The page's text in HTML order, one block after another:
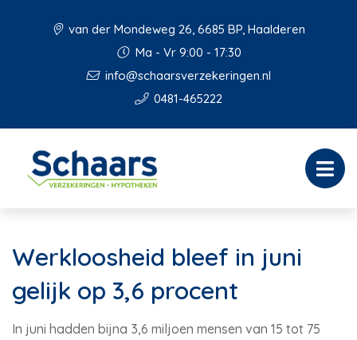
van der Mondeweg 26, 6685 BP, Haalderen
Ma - Vr 9:00 - 17:30
info@schaarsverzekeringen.nl
0481-465222
Werkloosheid bleef in juni
gelijk op 3,6 procent
In juni hadden bijna 3,6 miljoen mensen van 15 tot 75